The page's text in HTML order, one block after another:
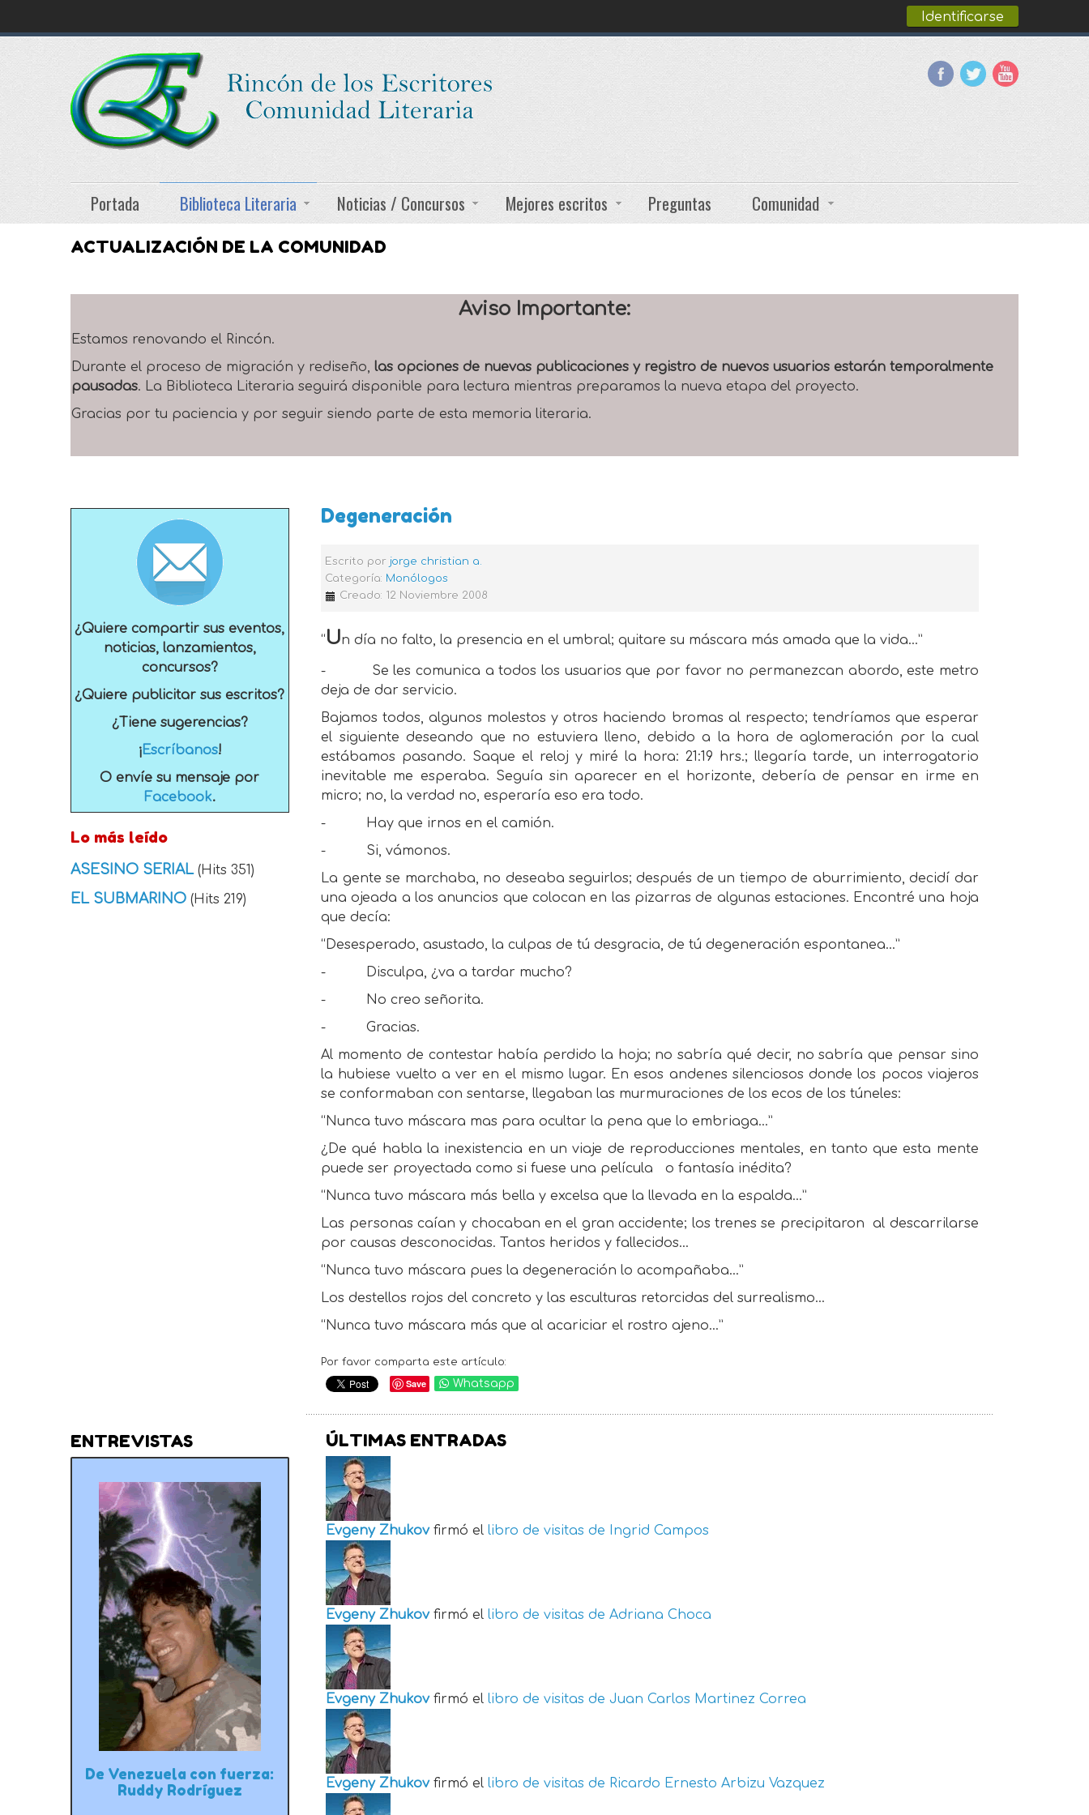
Identificarse
Portada Biblioteca Literaria Noticias / Concursos Mejores escritos Preguntas Comunidad
ACTUALIZACIÓN DE LA COMUNIDAD
Aviso Importante:
Estamos renovando el Rincón.
Durante el proceso de migración y rediseño, las opciones de nuevas publicaciones y registro de nuevos usuarios estarán temporalmente
pausadas. La Biblioteca Literaria seguirá disponible para lectura mientras preparamos la nueva etapa del proyecto.
Gracias por tu paciencia y por seguir siendo parte de esta memoria literaria.
Degeneración
Escrito por jorge christian a.
Categoría: Monólogos
Creado: 12 Noviembre 2008
“Un día no falto, la presencia en el umbral; quitare su máscara más amada que la vida…”
-
Se les comunica a todos los usuarios que por favor no permanezcan abordo, este metro
deja de dar servicio.
Bajamos todos, algunos molestos y otros haciendo bromas al respecto; tendríamos que esperar
el siguiente deseando que no estuviera lleno, debido a la hora de aglomeración por la cual
estábamos pasando. Saque el reloj y miré la hora: 21:19 hrs.; llegaría tarde, un interrogatorio
inevitable me esperaba. Seguía sin aparecer en el horizonte, debería de pensar en irme en
micro; no, la verdad no, esperaría eso era todo.
-
Hay que irnos en el camión.
-
Si, vámonos.
La gente se marchaba, no deseaba seguirlos; después de un tiempo de aburrimiento, decidí dar
una ojeada a los anuncios que colocan en las pizarras de algunas estaciones. Encontré una hoja
que decía:
“Desesperado, asustado, la culpas de tú desgracia, de tú degeneración espontanea…”
-
Disculpa, ¿va a tardar mucho?
-
No creo señorita.
-
Gracias.
Al momento de contestar había perdido la hoja; no sabría qué decir, no sabría que pensar sino
la hubiese vuelto a ver en el mismo lugar. En esos andenes silenciosos donde los pocos viajeros
se conformaban con sentarse, llegaban las murmuraciones de los ecos de los túneles:
“Nunca tuvo máscara mas para ocultar la pena que lo embriaga…”
¿De qué habla la inexistencia en un viaje de reproducciones mentales, en tanto que esta mente
puede ser proyectada como si fuese una película
o fantasía inédita?
“Nunca tuvo máscara más bella y excelsa que la llevada en la espalda…”
Las personas caían y chocaban en el gran accidente; los trenes se precipitaron
al descarrilarse
por causas desconocidas. Tantos heridos y fallecidos…
“Nunca tuvo máscara pues la degeneración lo acompañaba…”
Los destellos rojos del concreto y las esculturas retorcidas del surrealismo…
“Nunca tuvo máscara más que al acariciar el rostro ajeno…”
Por favor comparta este artículo:
Save Whatsapp
ÚLTIMAS ENTRADAS
Evgeny Zhukov firmó el libro de visitas de Ingrid Campos
Evgeny Zhukov firmó el libro de visitas de Adriana Choca
Evgeny Zhukov firmó el libro de visitas de Juan Carlos Martinez Correa
Evgeny Zhukov firmó el libro de visitas de Ricardo Ernesto Arbizu Vazquez
¿Quiere compartir sus eventos,
noticias, lanzamientos,
concursos?
¿Quiere publicitar sus escritos?
¿Tiene sugerencias?
¡Escríbanos!
O envíe su mensaje por
Facebook.
Lo más leído
ASESINO SERIAL (Hits 351)
EL SUBMARINO (Hits 219)
ENTREVISTAS
De Venezuela con fuerza:
Ruddy Rodríguez